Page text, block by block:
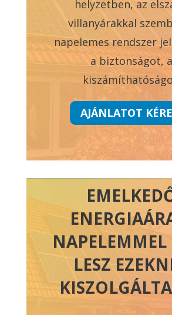
helyzetben, az
villanyárakkal
napelemes rendszer
a biztonságot, a
AJÁNLATOT
NAPELEMMEL
LESZ